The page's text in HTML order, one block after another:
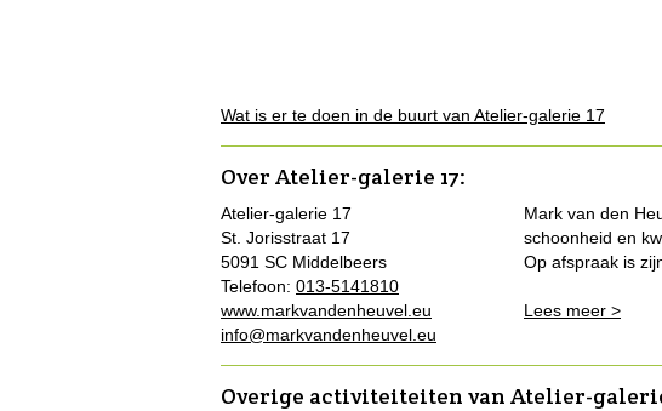
Wat is er te doen in de buurt van Atelier-galerie 17
Over Atelier-galerie 17:
Atelier-galerie 17
St. Jorisstraat 17
5091 SC Middelbeers
Telefoon: 013-5141810
www.markvandenheuvel.eu
info@markvandenheuvel.eu
Mark van den
schoonheid en
Op afspraak is
Lees meer >
Overige activiteiteiten van Atelier-